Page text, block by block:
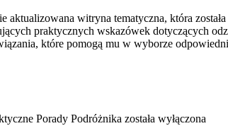
aktualizowana witryna tematyczna, która
praktycznych wskazówek dotyczących
które pomogą mu w wyborze
Porady Podróżnika została wyłączona